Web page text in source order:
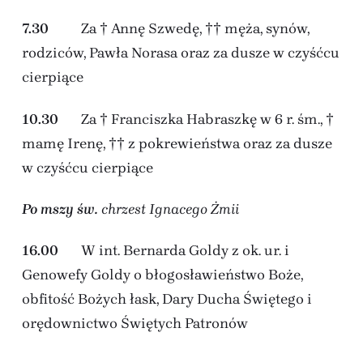
7.30 Za † Annę Szwedę, †† męża, synów,
rodziców, Pawła Norasa oraz za dusze w czyśćcu
cierpiące
10.30 Za † Franciszka Habraszkę w 6 r. śm., †
mamę Irenę, †† z pokrewieństwa oraz za dusze
w czyśćcu cierpiące
Po mszy św. chrzest Ignacego Żmii
16.00 W int. Bernarda Goldy z ok. ur. i
Genowefy Goldy o błogosławieństwo Boże,
obfitość Bożych łask, Dary Ducha Świętego i
orędownictwo Świętych Patronów